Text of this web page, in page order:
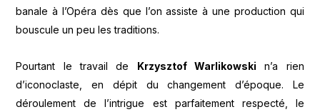
banale à l’Opéra dès que l’on assiste à une production qui
bouscule un peu les traditions.
Pourtant le travail de Krzysztof Warlikowski n’a rien
d’iconoclaste, en dépit du changement d’époque. Le
déroulement de l’intrigue est parfaitement respecté, le